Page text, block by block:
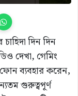
দিন দিন
দেখা, গেমিং
ফোন ব্যবহার করেন,
গুরুত্বপূর্ণ